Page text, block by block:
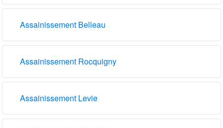
Assainissement Belleau
Assainissement Rocquigny
Assainissement Levie